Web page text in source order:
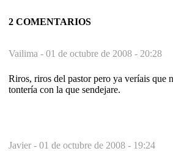
2 COMENTARIOS
Vailima - 01 de octubre de 2008 - 20:28
Riros, riros del pastor pero ya veríais que
tontería con la que sendejare.
Javier - 01 de octubre de 2008 - 19:24